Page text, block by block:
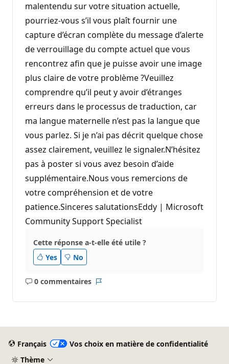
malentendu sur votre situation actuelle,
pourriez-vous s’il vous plaît fournir une
capture d’écran complète du message d’alerte
de verrouillage du compte actuel que vous
rencontrez afin que je puisse avoir une image
plus claire de votre problème ?Veuillez
comprendre qu’il peut y avoir d’étranges
erreurs dans le processus de traduction, car
ma langue maternelle n’est pas la langue que
vous parlez. Si je n’ai pas décrit quelque chose
assez clairement, veuillez le signaler.N’hésitez
pas à poster si vous avez besoin d’aide
supplémentaire.Nous vous remercions de
votre compréhension et de votre
patience.Sinceres salutationsEddy | Microsoft
Community Support Specialist
Cette réponse a-t-elle été utile ?
Yes
No
0 commentaires
Aucun
Français
Vos choix en matière de confidentialité
Thème